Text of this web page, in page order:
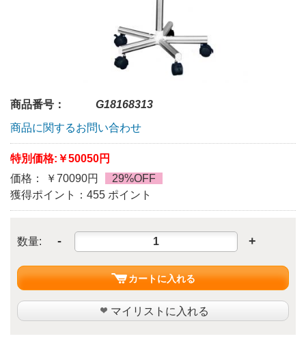
商品番号：
G18168313
商品に関するお問い合わせ
特別価格: ￥50050円
価格： ￥70090円
29%OFF
獲得ポイント：455 ポイント
数量: - +
カートに入れる
マイリストに入れる